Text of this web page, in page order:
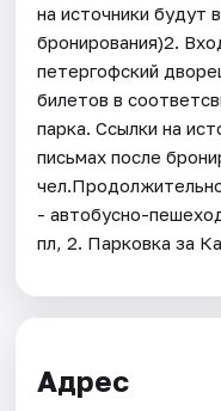
на источники будут
бронирования)2.
петергофский
билетов в
парка. Ссылки на
письмах после
- автобусно-
пл, 2. Парковка за
Адрес